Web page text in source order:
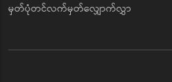
မှတ်ပုံတင်လက်မှတ်လျှောက်လွှာ